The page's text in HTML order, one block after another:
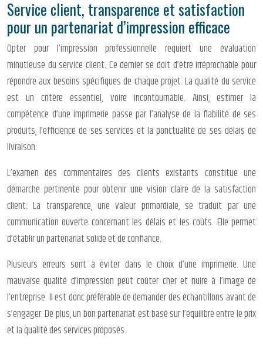
Service client, transparence et satisfaction
pour un partenariat d’impression efficace
Opter pour l’impression professionnelle requiert une évaluation
minutieuse du service client. Ce dernier se doit d’être irréprochable pour
répondre aux besoins spécifiques de chaque projet. La qualité du service
est un critère essentiel, voire incontournable. Ainsi, estimer la
compétence d’une imprimerie passe par l’analyse de la fiabilité de ses
produits, l’efficience de ses services et la ponctualité de ses délais de
livraison.
L’examen des commentaires des clients existants constitue une
démarche pertinente pour obtenir une vision claire de la satisfaction
client. La transparence, une valeur primordiale, se traduit par une
communication ouverte concernant les délais et les coûts. Elle permet
d’établir un partenariat solide et de confiance.
Plusieurs erreurs sont à éviter dans le choix d’une imprimerie. Une
mauvaise qualité d’impression peut coûter cher et nuire à l’image de
l’entreprise. Il est donc préférable de demander des échantillons avant de
s’engager. De plus, un bon partenariat est basé sur l’équilibre entre le prix
et la qualité des services proposés.